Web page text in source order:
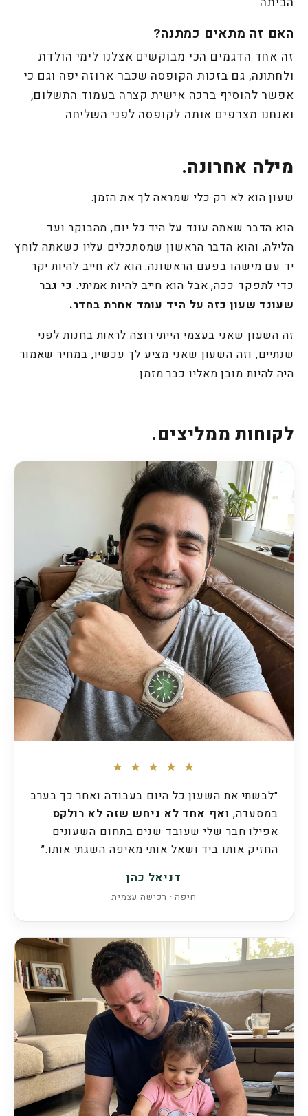
האם זה מתאים כמתנה?
זה אחד הדגמים הכי מבוקשים אצלנו לימי הולדת
ולחתונה, גם בזכות הקופסה שכבר ארוזה יפה וגם כי
אפשר להוסיף ברכה אישית קצרה בעמוד התשלום,
ואנחנו מצרפים אותה לקופסה לפני השליחה.
מילה אחרונה.
שעון הוא לא רק כלי שמראה לך את הזמן.
הוא הדבר שאתה עונד על היד כל יום, מהבוקר ועד
הלילה, והוא הדבר הראשון שמסתכלים עליו כשאתה לוחץ
יד עם מישהו בפעם הראשונה. הוא לא חייב להיות יקר
כדי לתפקד ככה, אבל הוא חייב להיות אמיתי. כי גבר
שעונד שעון כזה על היד עומד אחרת בחדר.
זה השעון שאני בעצמי הייתי רוצה לראות בחנות לפני
שנתיים, וזה השעון שאני מציע לך עכשיו, במחיר שאמור
היה להיות מובן מאליו כבר מזמן.
לקוחות ממליצים.
★ ★ ★ ★ ★
״לבשתי את השעון כל היום בעבודה ואחר כך בערב
במסעדה, ואף אחד לא ניחש שזה לא רולקס.
אפילו חבר שלי שעובד שנים בתחום השעונים
החזיק אותו ביד ושאל אותי מאיפה השגתי אותו.״
דניאל כהן
חיפה · רכישה עצמית